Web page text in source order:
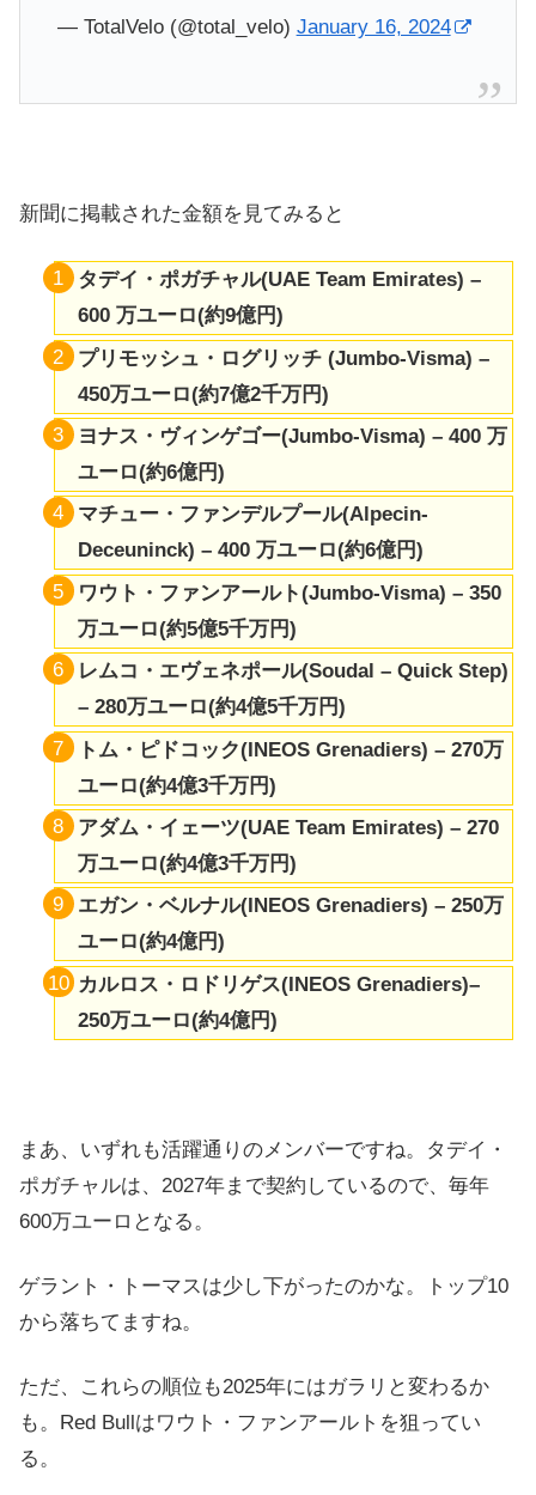
— TotalVelo (@total_velo) January 16, 2024
新聞に掲載された金額を見てみると
タデイ・ポガチャル(UAE Team Emirates) –
600 万ユーロ(約9億円)
プリモッシュ・ログリッチ (Jumbo-Visma) –
450万ユーロ(約7億2千万円)
ヨナス・ヴィンゲゴー(Jumbo-Visma) – 400 万
ユーロ(約6億円)
マチュー・ファンデルプール(Alpecin-
Deceuninck) – 400 万ユーロ(約6億円)
ワウト・ファンアールト(Jumbo-Visma) – 350
万ユーロ(約5億5千万円)
レムコ・エヴェネポール(Soudal – Quick Step)
– 280万ユーロ(約4億5千万円)
トム・ピドコック(INEOS Grenadiers) – 270万
ユーロ(約4億3千万円)
アダム・イェーツ(UAE Team Emirates) – 270
万ユーロ(約4億3千万円)
エガン・ベルナル(INEOS Grenadiers) – 250万
ユーロ(約4億円)
カルロス・ロドリゲス(INEOS Grenadiers)–
250万ユーロ(約4億円)
まあ、いずれも活躍通りのメンバーですね。タデイ・
ポガチャルは、2027年まで契約しているので、毎年
600万ユーロとなる。
ゲラント・トーマスは少し下がったのかな。トップ10
から落ちてますね。
ただ、これらの順位も2025年にはガラリと変わるか
も。Red Bullはワウト・ファンアールトを狙ってい
る。